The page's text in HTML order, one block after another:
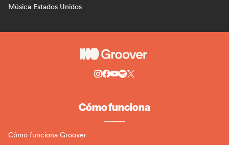
Música Estados Unidos
Cómo funciona
Cómo funciona Groover